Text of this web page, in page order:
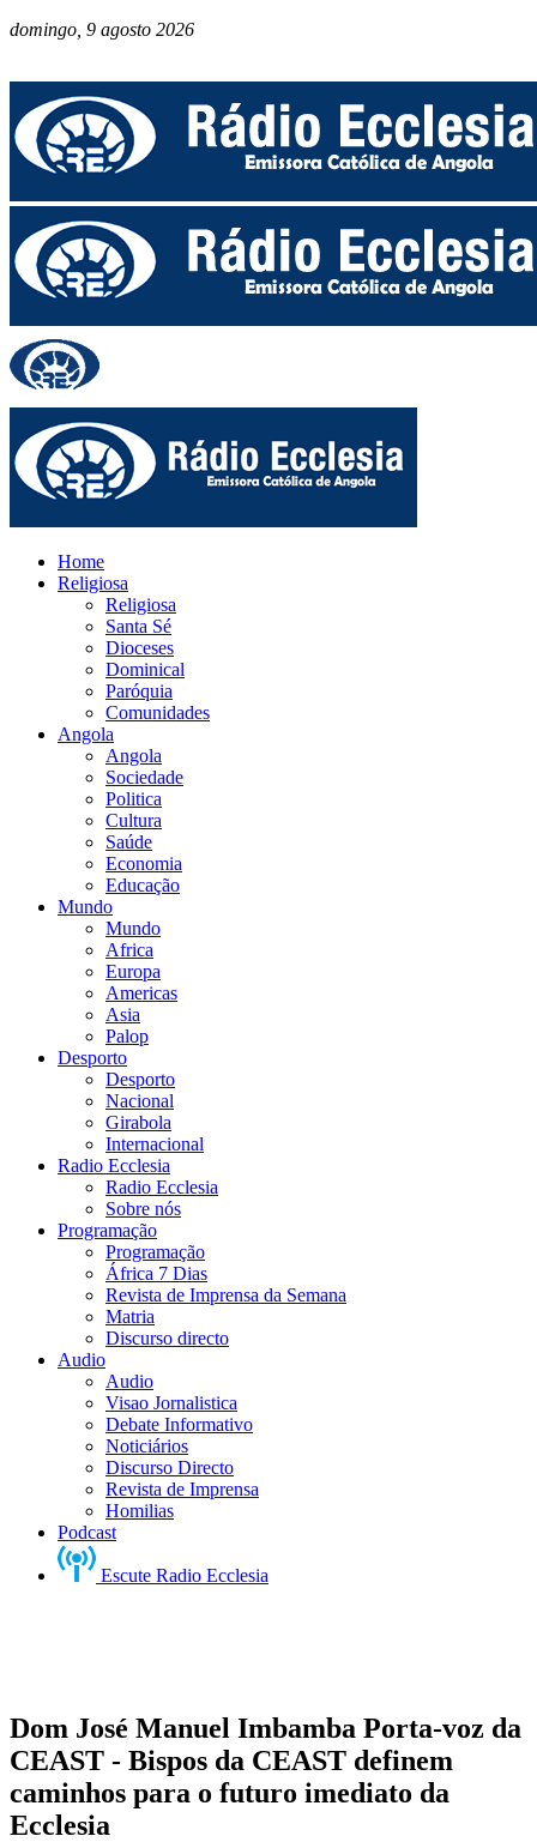
domingo, 9 agosto 2026
Home
Religiosa
Religiosa
Santa Sé
Dioceses
Dominical
Paróquia
Comunidades
Angola
Angola
Sociedade
Politica
Cultura
Saúde
Economia
Educação
Mundo
Mundo
Africa
Europa
Americas
Asia
Palop
Desporto
Desporto
Nacional
Girabola
Internacional
Radio Ecclesia
Radio Ecclesia
Sobre nós
Programação
Programação
África 7 Dias
Revista de Imprensa da Semana
Matria
Discurso directo
Audio
Audio
Visao Jornalistica
Debate Informativo
Noticiários
Discurso Directo
Revista de Imprensa
Homilias
Podcast
Escute Radio Ecclesia
Dom José Manuel Imbamba Porta-voz da
CEAST - Bispos da CEAST definem
caminhos para o futuro imediato da
Ecclesia